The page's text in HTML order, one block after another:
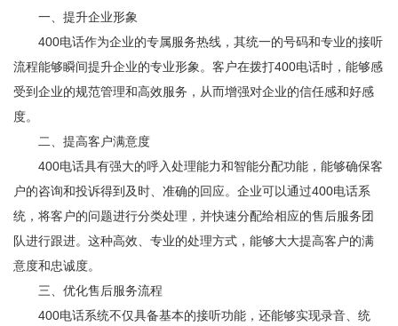
一、提升企业形象
400电话作为企业的专属服务热线，其统一的号码和专业的接听
流程能够瞬间提升企业的专业形象。客户在拨打400电话时，能够感
受到企业的规范管理和高效服务，从而增强对企业的信任感和好感
度。
二、提高客户满意度
400电话具有强大的呼入处理能力和智能分配功能，能够确保客
户的咨询和投诉得到及时、准确的回应。企业可以通过400电话系
统，将客户的问题进行分类处理，并快速分配给相应的售后服务团
队进行跟进。这种高效、专业的处理方式，能够大大提高客户的满
意度和忠诚度。
三、优化售后服务流程
400电话系统不仅具备基本的接听功能，还能够实现录音、统